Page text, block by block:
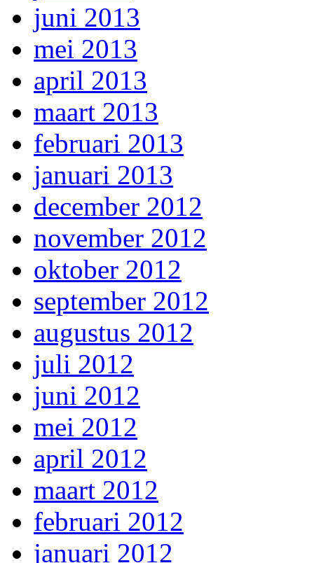
juni 2013
mei 2013
april 2013
maart 2013
februari 2013
januari 2013
december 2012
november 2012
oktober 2012
september 2012
augustus 2012
juli 2012
juni 2012
mei 2012
april 2012
maart 2012
februari 2012
januari 2012